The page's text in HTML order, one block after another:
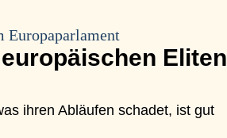
Europaparlament
Eliten
ihren Abläufen schadet, ist gut